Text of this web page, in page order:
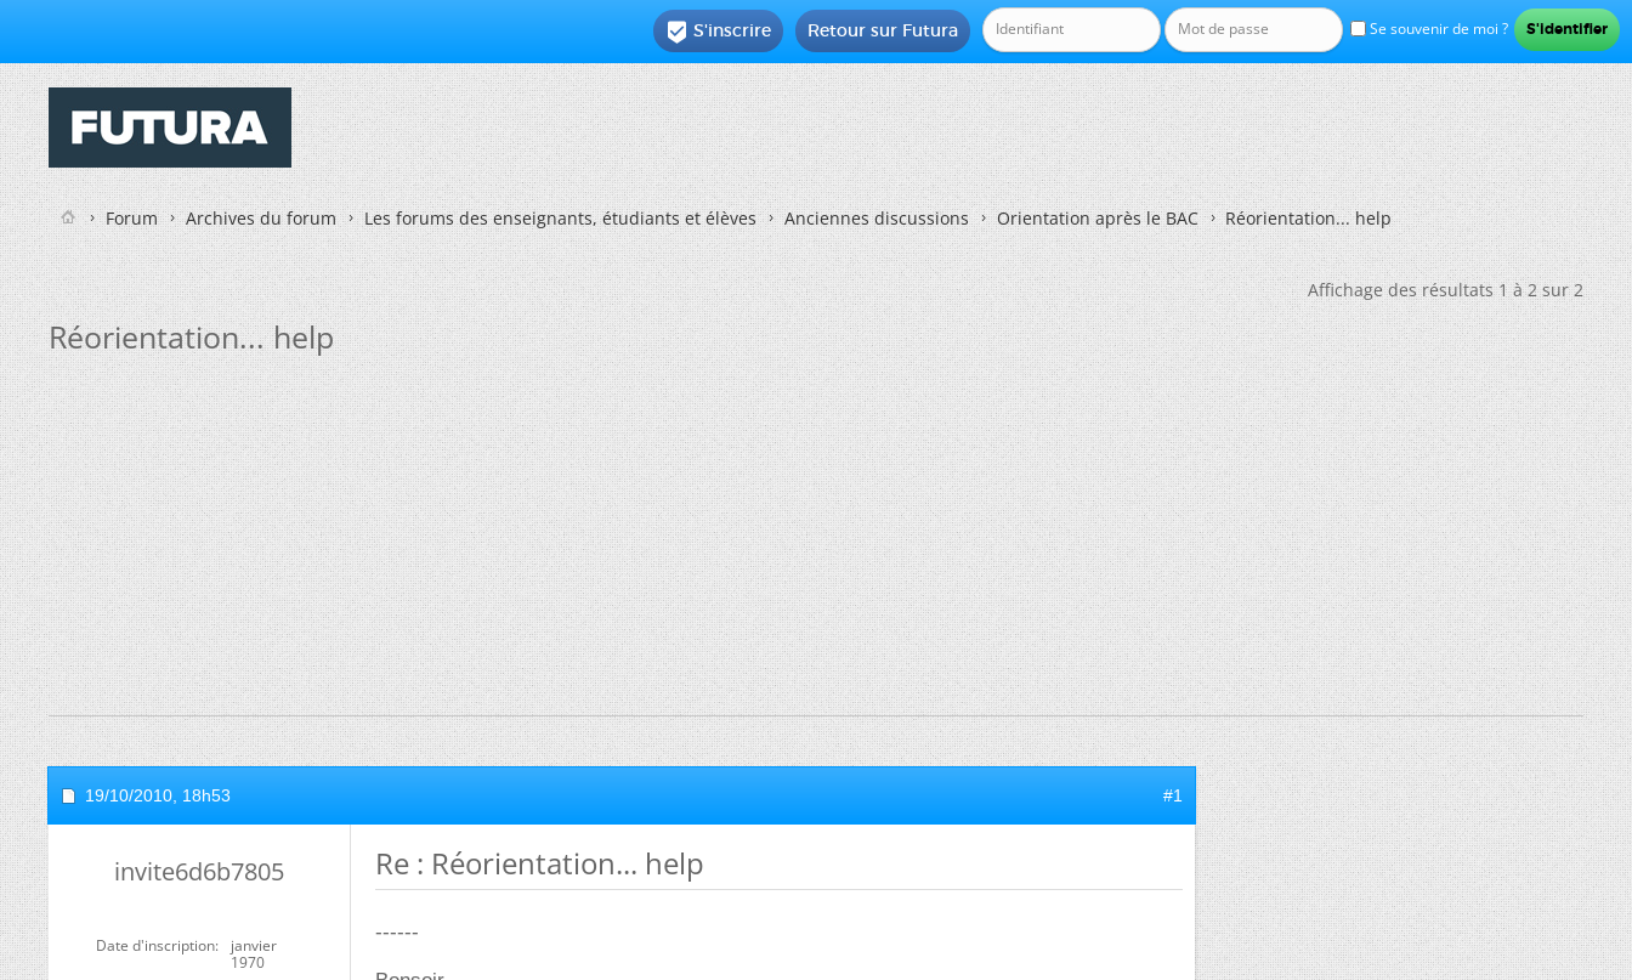
Se souvenir de moi ?
Retour sur Futura
 S'inscrire
Forum Archives du forum Les forums des enseignants, étudiants et élèves Anciennes discussions Orientation après le BAC Réorientation... help
Affichage des résultats 1 à 2 sur 2
Réorientation... help
19/10/2010, 18h53 #1
invite6d6b7805
Date d'inscription
janvier
1970
Re : Réorientation... help
------